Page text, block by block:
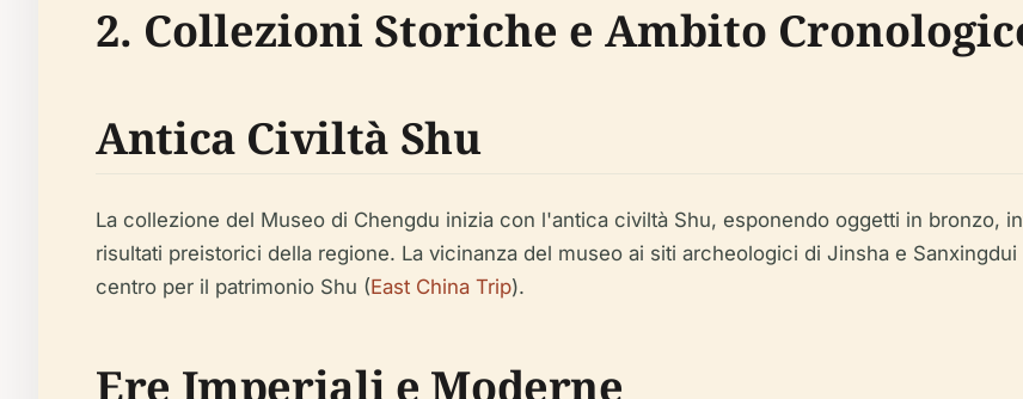
2. Collezioni Storiche e Ambito
Antica Civiltà Shu
La collezione del Museo di Chengdu inizia con l'antica civiltà Shu, esponendo oggetti in bronzo,
risultati preistorici della regione. La vicinanza del museo ai siti archeologici di Jinsha e
centro per il patrimonio Shu (East China Trip).
Ere Imperiali e Moderne